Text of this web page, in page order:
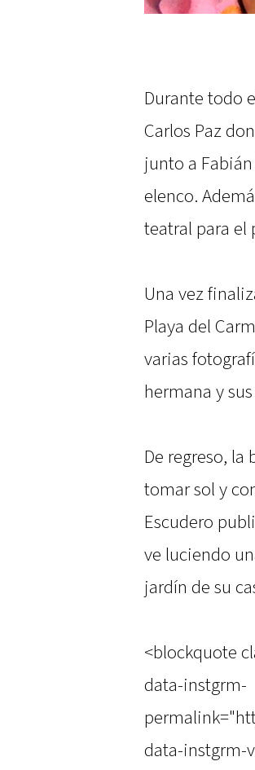
Durante todo
Carlos Paz
junto a
elenco.
teatral para el
Una vez
Playa del
varias
hermana y
De regreso,
tomar sol y
Escudero
ve luciendo
jardín de su
<blockquote
data-instgrm-
data-instgrm-